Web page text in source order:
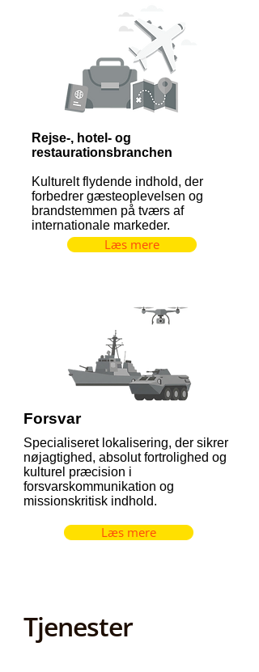
Rejse-, hotel- og
restaurationsbranchen
Kulturelt flydende indhold, der
forbedrer gæsteoplevelsen og
brandstemmen på tværs af
internationale markeder.
Læs mere
Forsvar
Specialiseret lokalisering, der sikrer
nøjagtighed, absolut fortrolighed og
kulturel præcision i
forsvarskommunikation og
missionskritisk indhold.
Læs mere
Tjenester